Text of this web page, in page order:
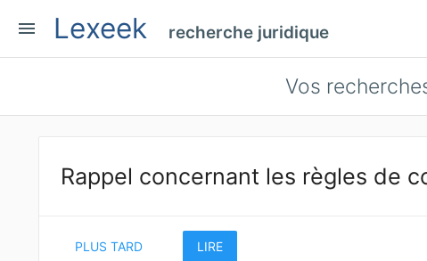
menu Lexeek recherche juridique
Vos
Rappel concernant les règles de
PLUS TARD LIRE